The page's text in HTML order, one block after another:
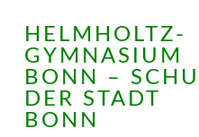
Springe
zum
Inhalt
HELMHOLTZ-
GYMNASIUM
BONN –
DER STADT
BONN